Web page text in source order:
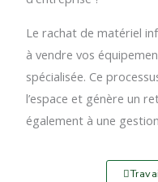
Le rachat de matériel
à vendre vos
spécialisée. Ce
l’espace et génère un
également à une